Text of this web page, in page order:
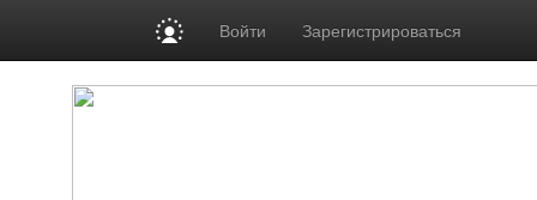
Войти Зарегистрироваться